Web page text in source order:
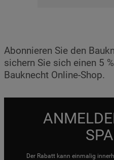
Abonnieren Sie den
sichern Sie sich einen 5
Bauknecht Online-Shop.
Der Rabatt kann einmalig